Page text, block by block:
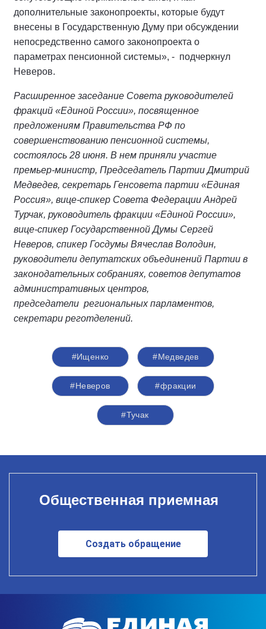
дополнительные законопроекты, которые будут
внесены в Государственную Думу при обсуждении
непосредственно самого законопроекта о
параметрах пенсионной системы», - подчеркнул
Неверов.
Расширенное заседание Совета руководителей
фракций «Единой России», посвященное
предложениям Правительства РФ по
совершенствованию пенсионной системы,
состоялось 28 июня. В нем приняли участие
премьер-министр, Председатель Партии Дмитрий
Медведев, секретарь Генсовета партии «Единая
Россия», вице-спикер Совета Федерации Андрей
Турчак, руководитель фракции «Единой России»,
вице-спикер Государственной Думы Сергей
Неверов, спикер Госдумы Вячеслав Володин,
руководители депутатских объединений Партии в
законодательных собраниях, советов депутатов
административных центров,
председатели региональных парламентов,
секретари реготделений.
#Ищенко #Медведев
#Неверов #фракции
#Тучак
Общественная приемная
Создать обращение